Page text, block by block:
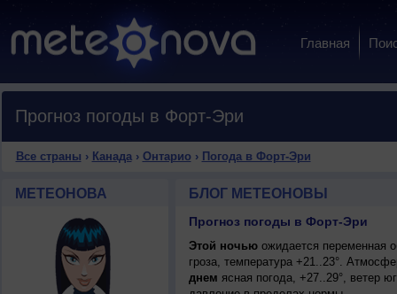
Главная
Прогноз погоды в Форт-Эри
Все страны › Канада› Онтарио › Погода в Форт-Эри
МЕТЕОНОВА БЛОГ МЕТЕОНОВЫ
Прогноз погоды в Форт-Эри
Этой ночьюожидается переменная
гроза, температура +21..23°.
днем ясная погода, +27..29°, ветер